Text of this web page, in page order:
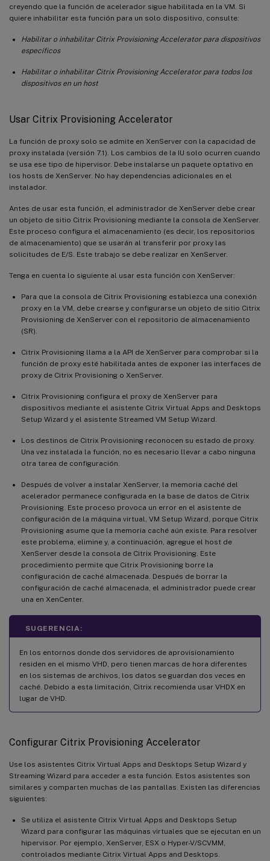
creyendo que la función de acelerador sigue habilitada en la VM. Si
quiere inhabilitar esta función para un solo dispositivo, consulte:
Habilitar o inhabilitar Citrix Provisioning Accelerator para dispositivos
específicos
Habilitar o inhabilitar Citrix Provisioning Accelerator para todos los
dispositivos en un host
Usar Citrix Provisioning Accelerator
La función de proxy solo se admite en XenServer con la capacidad de
proxy instalada (versión 7.1). Los cambios de la IU solo ocurren cuando
se usa ese tipo de hipervisor. Debe instalarse un paquete optativo en
los hosts de XenServer. No hay dependencias adicionales en el
instalador.
Antes de usar esta función, el administrador de XenServer debe crear
un objeto de sitio Citrix Provisioning mediante la consola de XenServer.
Este proceso configura el almacenamiento (es decir, los repositorios
de almacenamiento) que se usarán al transferir por proxy las
solicitudes de E/S. Este trabajo se debe realizar en XenServer.
Tenga en cuenta lo siguiente al usar esta función con XenServer:
Para que la consola de Citrix Provisioning establezca una conexión
proxy en la VM, debe crearse y configurarse un objeto de sitio Citrix
Provisioning de XenServer con el repositorio de almacenamiento
(SR).
Citrix Provisioning llama a la API de XenServer para comprobar si la
función de proxy esté habilitada antes de exponer las interfaces de
proxy de Citrix Provisioning o XenServer.
Citrix Provisioning configura el proxy de XenServer para
dispositivos mediante el asistente Citrix Virtual Apps and Desktops
Setup Wizard y el asistente Streamed VM Setup Wizard.
Los destinos de Citrix Provisioning reconocen su estado de proxy.
Una vez instalada la función, no es necesario llevar a cabo ninguna
otra tarea de configuración.
Después de volver a instalar XenServer, la memoria caché del
acelerador permanece configurada en la base de datos de Citrix
Provisioning. Este proceso provoca un error en el asistente de
configuración de la máquina virtual, VM Setup Wizard, porque Citrix
Provisioning asume que la memoria caché aún existe. Para resolver
este problema, elimine y, a continuación, agregue el host de
XenServer desde la consola de Citrix Provisioning. Este
procedimiento permite que Citrix Provisioning borre la
configuración de caché almacenada. Después de borrar la
configuración de caché almacenada, el administrador puede crear
una en XenCenter.
SUGERENCIA:
En los entornos donde dos servidores de aprovisionamiento
residen en el mismo VHD, pero tienen marcas de hora diferentes
en los sistemas de archivos, los datos se guardan dos veces en
caché. Debido a esta limitación, Citrix recomienda usar VHDX en
lugar de VHD.
Configurar Citrix Provisioning Accelerator
Use los asistentes Citrix Virtual Apps and Desktops Setup Wizard y
Streaming Wizard para acceder a esta función. Estos asistentes son
similares y comparten muchas de las pantallas. Existen las diferencias
siguientes:
Se utiliza el asistente Citrix Virtual Apps and Desktops Setup
Wizard para configurar las máquinas virtuales que se ejecutan en un
hipervisor. Por ejemplo, XenServer, ESX o Hyper-V/SCVMM,
controlados mediante Citrix Virtual Apps and Desktops.